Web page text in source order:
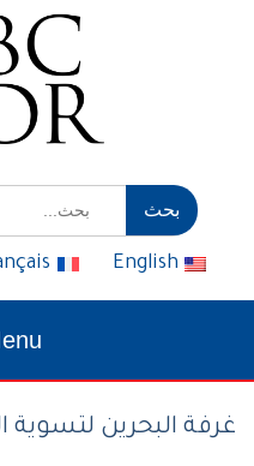
إبحث
عن:
English
غرفة البحرين لتسوية